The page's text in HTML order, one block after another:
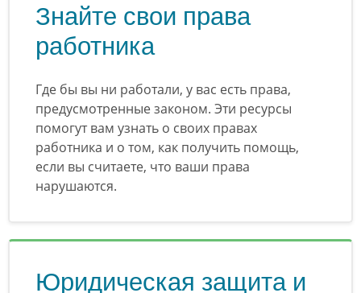
Знайте свои права
работника
Где бы вы ни работали, у вас есть права,
предусмотренные законом. Эти ресурсы
помогут вам узнать о своих правах
работника и о том, как получить помощь,
если вы считаете, что ваши права
нарушаются.
Юридическая защита и